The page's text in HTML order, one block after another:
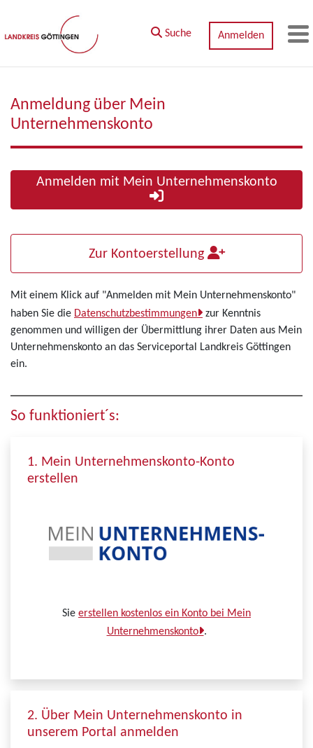
Zum Hauptinhalt springen
Suche Anmelden
Anmeldung über Mein
Unternehmenskonto
Anmelden mit Mein Unternehmenskonto
Zur Kontoerstellung
Mit einem Klick auf "Anmelden mit Mein Unternehmenskonto"
haben Sie die Datenschutzbestimmungen
zur Kenntnis
genommen und willigen der Übermittlung ihrer Daten aus Mein
Unternehmenskonto an das Serviceportal Landkreis Göttingen
ein.
So funktioniert´s:
1. Mein Unternehmenskonto-Konto
erstellen
Sie erstellen kostenlos ein Konto bei Mein
Unternehmenskonto .
2. Über Mein Unternehmenskonto in
unserem Portal anmelden